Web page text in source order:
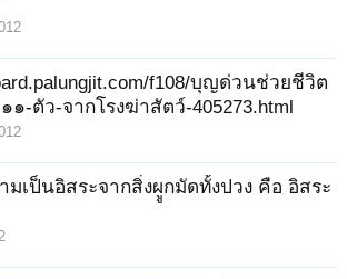
f108/บุญด่วนช่วยชีวิต
๑-ตัว-จากโรงฆ่าสัตว์-405273.html
มเป็นอิสระจากสิ่งผููกมัดทั้งปวง คือ อิสระ